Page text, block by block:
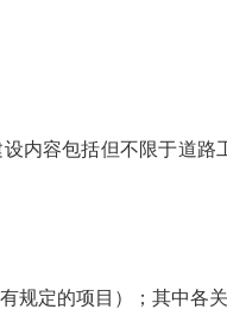
容包括但不限于道路
定的项目）；其中各关